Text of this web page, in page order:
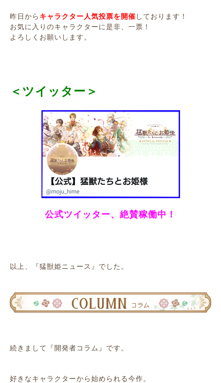
昨日から キャラクター人気投票を開催 しております！
お気に入りのキャラクターに是非、一票！
よろしくお願いします。
＜ツイッター＞
公式ツイッター、絶賛稼働中！
以上、『猛獣姫ニュース』でした。
続きまして『開発者コラム』です。
好きなキャラクターから始められる今作。